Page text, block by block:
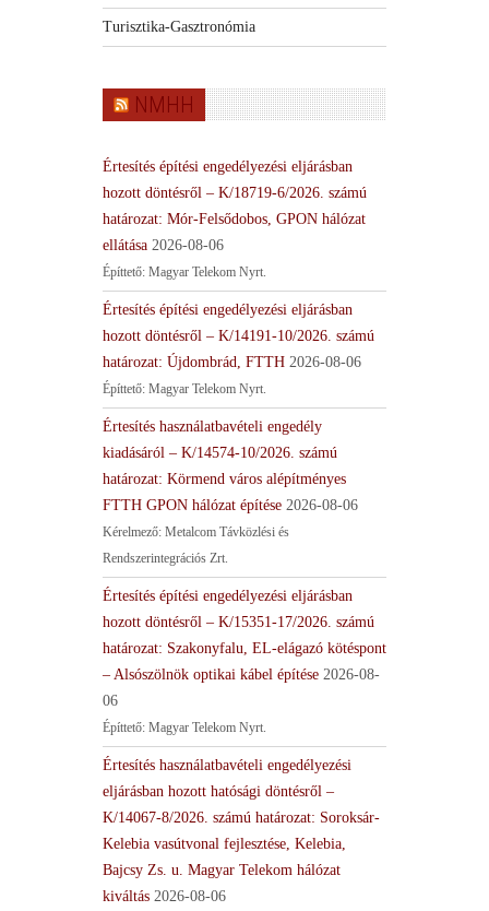
Turisztika-Gasztronómia
NMHH
Értesítés építési engedélyezési eljárásban
hozott döntésről – K/18719-6/2026. számú
határozat: Mór-Felsődobos, GPON hálózat
ellátása 2026-08-06
Építtető: Magyar Telekom Nyrt.
Értesítés építési engedélyezési eljárásban
hozott döntésről – K/14191-10/2026. számú
határozat: Újdombrád, FTTH 2026-08-06
Építtető: Magyar Telekom Nyrt.
Értesítés használatbavételi engedély
kiadásáról – K/14574-10/2026. számú
határozat: Körmend város alépítményes
FTTH GPON hálózat építése 2026-08-06
Kérelmező: Metalcom Távközlési és
Rendszerintegrációs Zrt.
Értesítés építési engedélyezési eljárásban
hozott döntésről – K/15351-17/2026. számú
határozat: Szakonyfalu, EL-elágazó kötéspont
– Alsószölnök optikai kábel építése 2026-08-
06
Építtető: Magyar Telekom Nyrt.
Értesítés használatbavételi engedélyezési
eljárásban hozott hatósági döntésről –
K/14067-8/2026. számú határozat: Soroksár-
Kelebia vasútvonal fejlesztése, Kelebia,
Bajcsy Zs. u. Magyar Telekom hálózat
kiváltás 2026-08-06